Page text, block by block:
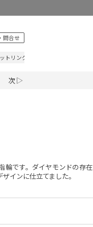
問合せ
トリング
次 ▷
輪です。ダイヤモンドの存在
インに仕立てました。